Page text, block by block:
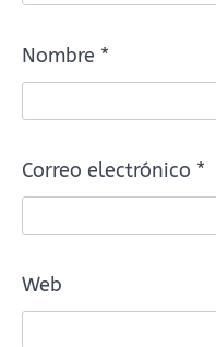
Nombre *
Correo electrónico *
Web